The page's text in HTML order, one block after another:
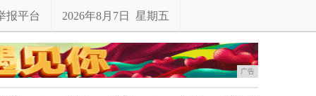
报平台 2026年8月7日 星期五
广告